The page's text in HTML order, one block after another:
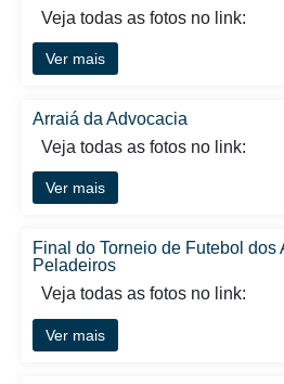
Veja todas as fotos no link:
Ver mais
Arraiá da Advocacia
Veja todas as fotos no link:
Ver mais
Final do Torneio de Futebol dos
Peladeiros
Veja todas as fotos no link:
Ver mais